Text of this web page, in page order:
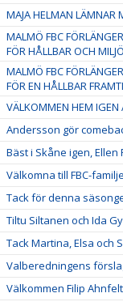
MAJA HELMAN LÄMNAR
MALMÖ FBC
FÖR HÅLLBAR OCH
MALMÖ FBC
FÖR EN HÅLLBAR
VÄLKOMMEN HEM IGEN
Andersson gör
Bäst i Skåne igen, Ellen
Välkomna till FBC-
Tack för denna
Tiltu Siltanen och Ida
Tack Martina, Elsa och
Valberedningens
Välkommen Filip Ahnfelt